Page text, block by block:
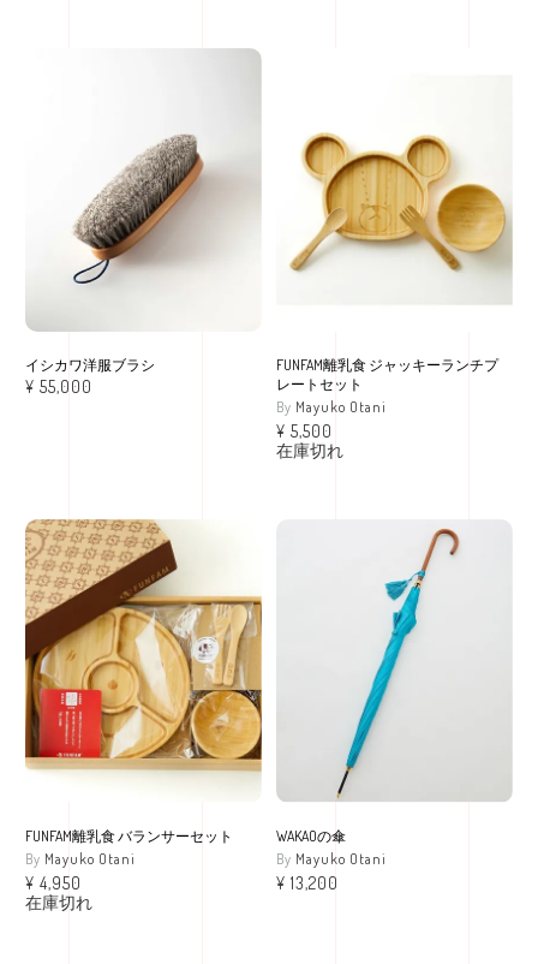
イシカワ洋服ブラシ
¥ 55,000
FUNFAM離乳食 ジャッキーランチプ
レートセット
Mayuko Otani
¥ 5,500
在庫切れ
FUNFAM離乳食 バランサーセット
Mayuko Otani
¥ 4,950
在庫切れ
WAKAOの傘
Mayuko Otani
¥ 13,200